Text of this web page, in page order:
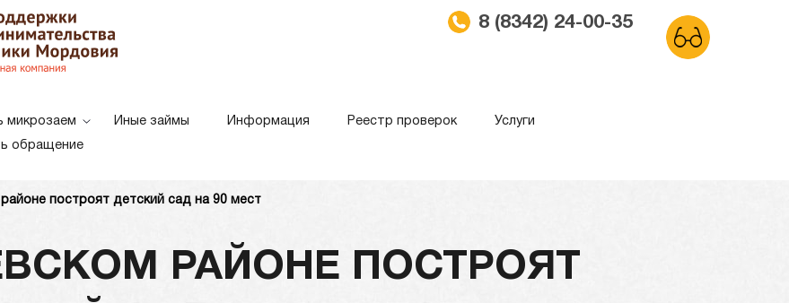
микрозаем Иные займы Информация Реестр проверок Услуги
обращение
8 (8342) 24-00-35
построят детский сад на 90 мест
РАЙОНЕ ПОСТРОЯТ